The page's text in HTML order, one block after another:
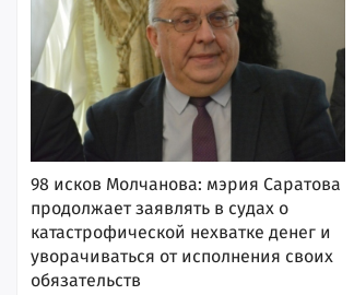
98 исков Молчанова: мэрия Саратова
продолжает заявлять в судах о
катастрофической нехватке денег и
уворачиваться от исполнения своих
обязательств